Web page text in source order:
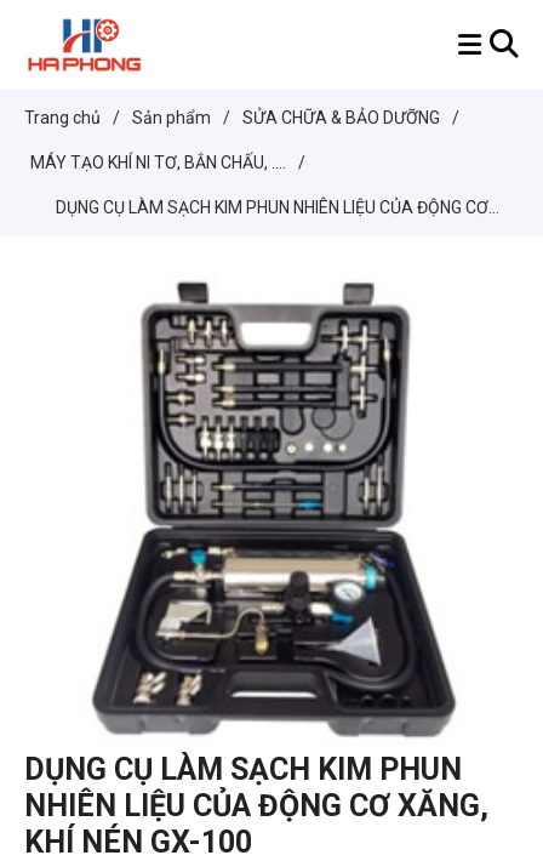
Trang chủ / Sản phẩm / SỬA CHỮA & BẢO DƯỠNG /
MÁY TẠO KHÍ NI TƠ, BẮN CHẤU, .... /
DỤNG CỤ LÀM SẠCH KIM PHUN NHIÊN LIỆU CỦA ĐỘNG CƠ
DỤNG CỤ LÀM SẠCH KIM PHUN
NHIÊN LIỆU CỦA ĐỘNG CƠ XĂNG,
KHÍ NÉN GX-100